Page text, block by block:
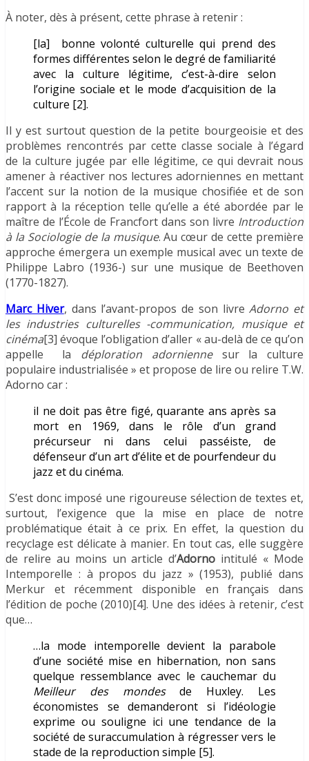
À noter, dès à présent, cette phrase à retenir :
[la] bonne volonté culturelle qui prend des
formes différentes selon le degré de familiarité
avec la culture légitime, c’est-à-dire selon
l’origine sociale et le mode d’acquisition de la
culture [2].
Il y est surtout question de la petite bourgeoisie et des
problèmes rencontrés par cette classe sociale à l’égard
de la culture jugée par elle légitime, ce qui devrait nous
amener à réactiver nos lectures adorniennes en mettant
l’accent sur la notion de la musique chosifiée et de son
rapport à la réception telle qu’elle a été abordée par le
maître de l’École de Francfort dans son livre Introduction
à la Sociologie de la musique. Au cœur de cette première
approche émergera un exemple musical avec un texte de
Philippe Labro (1936-) sur une musique de Beethoven
(1770-1827).
Marc Hiver, dans l’avant-propos de son livreAdorno et
les industries culturelles -communication, musique et
cinéma[3] évoque l’obligation d’aller « au-delà de ce qu’on
appelle la déploration adorniennesur la culture
populaire industrialisée » et propose de lire ou relire T.W.
Adorno car :
il ne doit pas être figé, quarante ans après sa
mort en 1969, dans le rôle d’un grand
précurseur ni dans celui passéiste, de
défenseur d’un art d’élite et de pourfendeur du
jazz et du cinéma.
S’est donc imposé une rigoureuse sélection de textes et,
surtout, l’exigence que la mise en place de notre
problématique était à ce prix. En effet, la question du
recyclage est délicate à manier. En tout cas, elle suggère
de relire au moins un article d’Adorno intitulé « Mode
Intemporelle : à propos du jazz » (1953), publié dans
Merkur et récemment disponible en français dans
l’édition de poche (2010)[4]. Une des idées à retenir, c’est
que…
…la mode intemporelle devient la parabole
d’une société mise en hibernation, non sans
quelque ressemblance avec le cauchemar du
Meilleur des mondesde Huxley. Les
économistes se demanderont si l’idéologie
exprime ou souligne ici une tendance de la
société de suraccumulation à régresser vers le
stade de la reproduction simple [5].